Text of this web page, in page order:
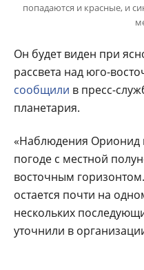
попадаются и красные, и
Он будет виден при
рассвета над юго-
сообщили в пресс-
планетария.
«Наблюдения
погоде с местной
восточным
остается почти на
нескольких
уточнили в